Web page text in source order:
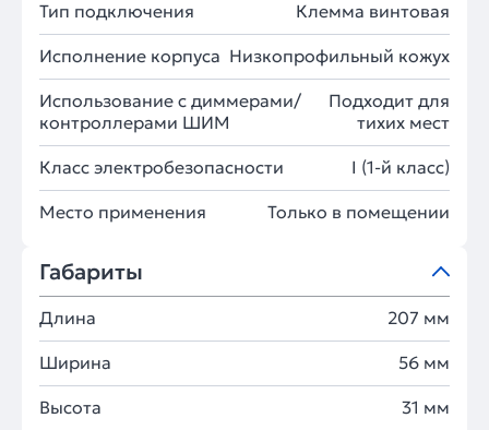
Тип подключения Клемма винтовая
Исполнение корпуса Низкопрофильный кожух
Использование с диммерами/
контроллерами ШИМ
Подходит для
тихих мест
Класс электробезопасности I (1-й класс)
Место применения Только в помещении
Габариты
Длина 207 мм
Ширина 56 мм
Высота 31 мм